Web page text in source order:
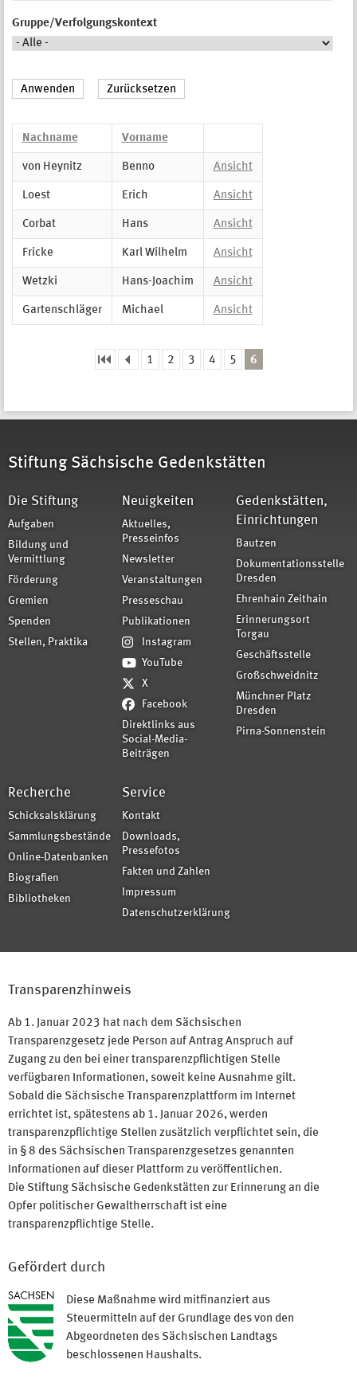
Gruppe/Verfolgungskontext
Nachname Vorname
von Heynitz Benno Ansicht
Loest Erich Ansicht
Corbat Hans Ansicht
Fricke Karl Wilhelm Ansicht
Wetzki Hans-Joachim Ansicht
Gartenschläger Michael Ansicht
1 2 3 4 5 6
Stiftung Sächsische Gedenkstätten
Die Stiftung
Aufgaben
Bildung und
Vermittlung
Förderung
Gremien
Spenden
Stellen, Praktika
Neuigkeiten
Aktuelles,
Presseinfos
Newsletter
Veranstaltungen
Presseschau
Publikationen
Instagram
YouTube
X
Facebook
Direktlinks aus
Social-Media-
Beiträgen
Gedenkstätten,
Einrichtungen
Bautzen
Dokumentationsstelle
Dresden
Ehrenhain Zeithain
Erinnerungsort
Torgau
Geschäftsstelle
Großschweidnitz
Münchner Platz
Dresden
Pirna-Sonnenstein
Recherche
Schicksalsklärung
Sammlungsbestände
Online-Datenbanken
Biografien
Bibliotheken
Service
Kontakt
Downloads,
Pressefotos
Fakten und Zahlen
Impressum
Datenschutzerklärung
Transparenzhinweis
Ab 1. Januar 2023 hat nach dem Sächsischen
Transparenzgesetz jede Person auf Antrag Anspruch auf
Zugang zu den bei einer transparenzpflichtigen Stelle
verfügbaren Informationen, soweit keine Ausnahme gilt.
Sobald die Sächsische Transparenzplattform im Internet
errichtet ist, spätestens ab 1. Januar 2026, werden
transparenzpflichtige Stellen zusätzlich verpflichtet sein, die
in § 8 des Sächsischen Transparenzgesetzes genannten
Informationen auf dieser Plattform zu veröffentlichen.
Die Stiftung Sächsische Gedenkstätten zur Erinnerung an die
Opfer politischer Gewaltherrschaft ist eine
transparenzpflichtige Stelle.
Gefördert durch
Diese Maßnahme wird mitfinanziert aus
Steuermitteln auf der Grundlage des von den
Abgeordneten des Sächsischen Landtags
beschlossenen Haushalts.